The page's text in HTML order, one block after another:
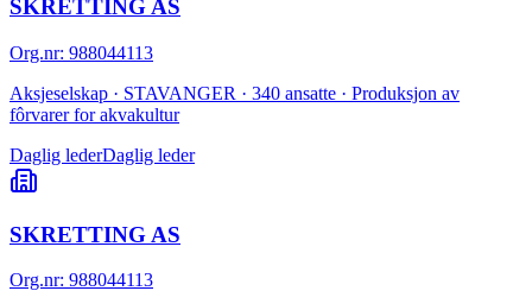
SKRETTING AS
Org.nr: 988044113
Aksjeselskap · STAVANGER · 340 ansatte · Produksjon av
fôrvarer for akvakultur
Daglig lederDaglig leder
SKRETTING AS
Org.nr: 988044113